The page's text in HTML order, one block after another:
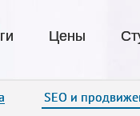
Цены
SEO и